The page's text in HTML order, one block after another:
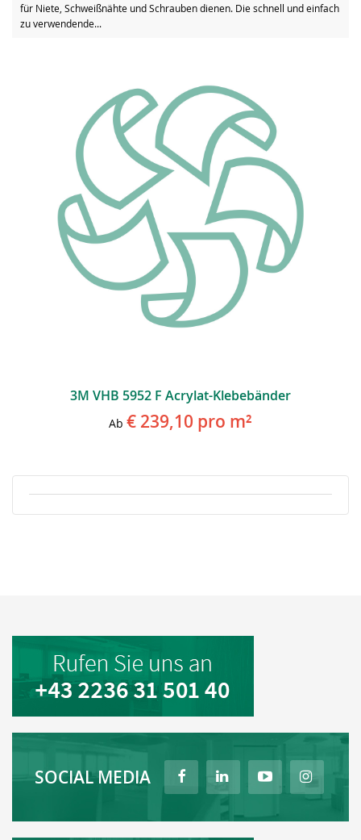
für Niete, Schweißnähte und Schrauben dienen. Die schnell und einfach
zu verwendende...
3M VHB 5952 F Acrylat-Klebebänder
Ab € 239,10 pro m²
SOCIAL MEDIA